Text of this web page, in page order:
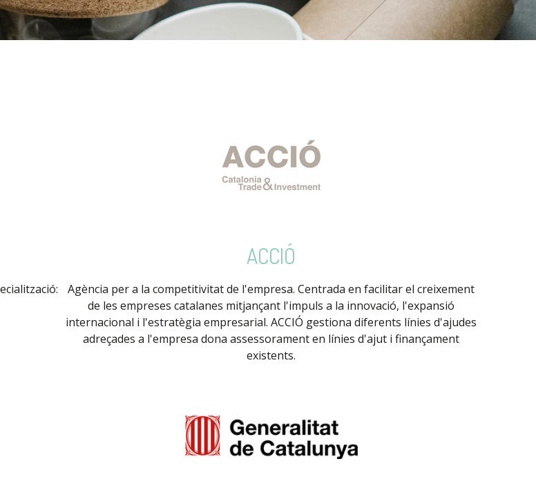
ACCIÓ
Agència per a la competitivitat de l'empresa. Centrada en facilitar el creixement
de les empreses catalanes mitjançant l'impuls a la innovació, l'expansió
internacional i l'estratègia empresarial. ACCIÓ gestiona diferents línies d'ajudes
adreçades a l'empresa dona assessorament en línies d'ajut i finançament
existents.